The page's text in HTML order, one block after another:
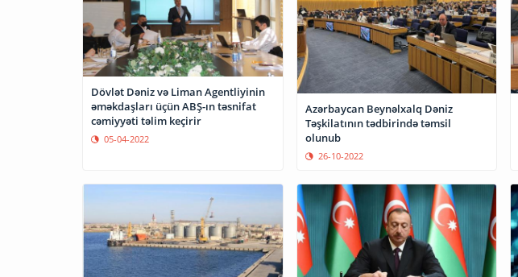
Dövlət Dəniz və Liman Agentliyinin
əməkdaşları üçün ABŞ-ın təsnifat
cəmiyyəti təlim keçirir
05-04-2022
Azərbaycan Beynəlxalq Dəniz
Təşkilatının tədbirində təmsil
olunub
26-10-2022